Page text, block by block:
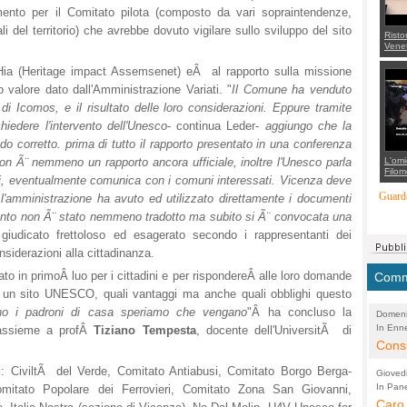
per il Comitato pilota (composto da vari sopraintendenze,
del territorio) che avrebbe dovuto vigilare sullo sviluppo del sito
(Heritage impact Assemsenet) eÂ al rapporto sulla missione
dato dall'Amministrazione Variati. "Il Comune ha venduto
Icomos, e il risultato delle loro considerazioni. Eppure tramite
l'intervento dell'Unesco- continua Leder- aggiungo che la
corretto. prima di tutto il rapporto presentato in una conferenza
Ã¨ nemmeno un rapporto ancora ufficiale, inoltre l'Unesco parla
eventualmente comunica con i comuni interessati. Vicenza deve
ha avuto ed utilizzato direttamente i documenti
non Ã¨ stato nemmeno tradotto ma subito si Ã¨ convocata una
frettoloso ed esagerato secondo i rappresentanti dei
alla cittadinanza.
in primoÂ luo per i cittadini e per rispondereÂ alle loro domande
sito UNESCO, quali vantaggi ma anche quali obblighi questo
i padroni di casa speriamo che vengano"Â ha concluso la
a profÂTiziano Tempesta, docente dell'UniversitÃ di
CiviltÃ del Verde, Comitato Antiabusi, Comitato Borgo Berga-
Popolare dei Ferrovieri, Comitato Zona San Giovanni,
con
In
In